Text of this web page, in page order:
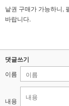
낱권 구매가 가능하니,
바랍니다.
댓글쓰기
이름
내용